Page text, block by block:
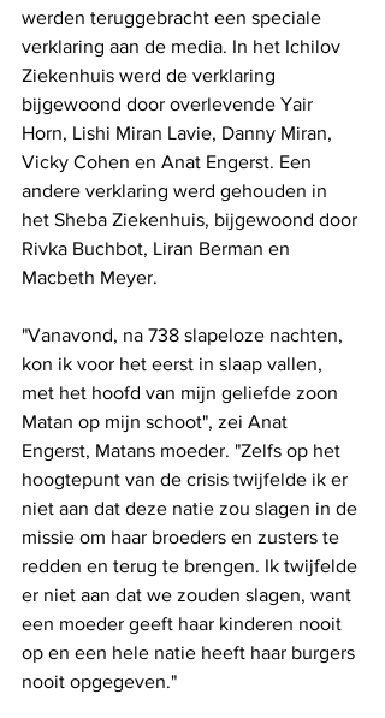
werden teruggebracht een speciale
verklaring aan de media. In het Ichilov
Ziekenhuis werd de verklaring
bijgewoond door overlevende Yair
Horn, Lishi Miran Lavie, Danny Miran,
Vicky Cohen en Anat Engerst. Een
andere verklaring werd gehouden in
het Sheba Ziekenhuis, bijgewoond door
Rivka Buchbot, Liran Berman en
Macbeth Meyer.
"Vanavond, na 738 slapeloze nachten,
kon ik voor het eerst in slaap vallen,
met het hoofd van mijn geliefde zoon
Matan op mijn schoot", zei Anat
Engerst, Matans moeder. "Zelfs op het
hoogtepunt van de crisis twijfelde ik er
niet aan dat deze natie zou slagen in de
missie om haar broeders en zusters te
redden en terug te brengen. Ik twijfelde
er niet aan dat we zouden slagen, want
een moeder geeft haar kinderen nooit
op en een hele natie heeft haar burgers
nooit opgegeven."